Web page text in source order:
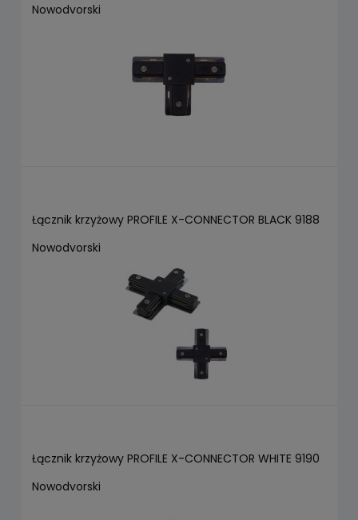
Nowodvorski
Łącznik krzyżowy PROFILE X-CONNECTOR BLACK 9188
Nowodvorski
Łącznik krzyżowy PROFILE X-CONNECTOR WHITE 9190
Nowodvorski